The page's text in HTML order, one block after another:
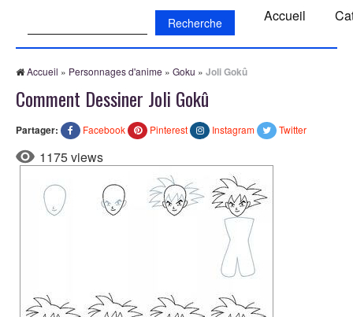
Accueil
Accueil » Personnages d'anime » Goku » Joli Gokû
Comment Dessiner Joli Gokû
Partager: Facebook Pinterest Instagram Twitter
1175 views